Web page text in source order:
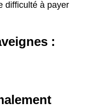
difficulté à payer
: